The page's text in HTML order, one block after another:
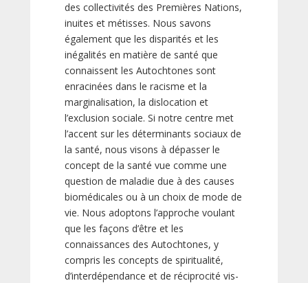
des collectivités des Premières Nations,
inuites et métisses. Nous savons
également que les disparités et les
inégalités en matière de santé que
connaissent les Autochtones sont
enracinées dans le racisme et la
marginalisation, la dislocation et
l’exclusion sociale. Si notre centre met
l’accent sur les déterminants sociaux de
la santé, nous visons à dépasser le
concept de la santé vue comme une
question de maladie due à des causes
biomédicales ou à un choix de mode de
vie. Nous adoptons l’approche voulant
que les façons d’être et les
connaissances des Autochtones, y
compris les concepts de spiritualité,
d’interdépendance et de réciprocité vis-